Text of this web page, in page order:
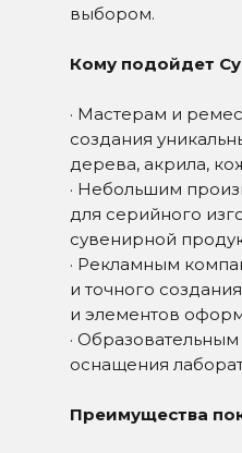
выбором.
Кому подойдет
· Мастерам и
создания
дерева, акрила,
· Небольшим
для серийного
сувенирной
· Рекламным
и точного
и элементов
·
оснащения
Преимущества
+7-351-711-10-74
ЧАЙКОВСКОГО УЛ, Д.15
+7-922-707-40-00
mail@plazmacut.ru
СВЯЖИТЕСЬ С